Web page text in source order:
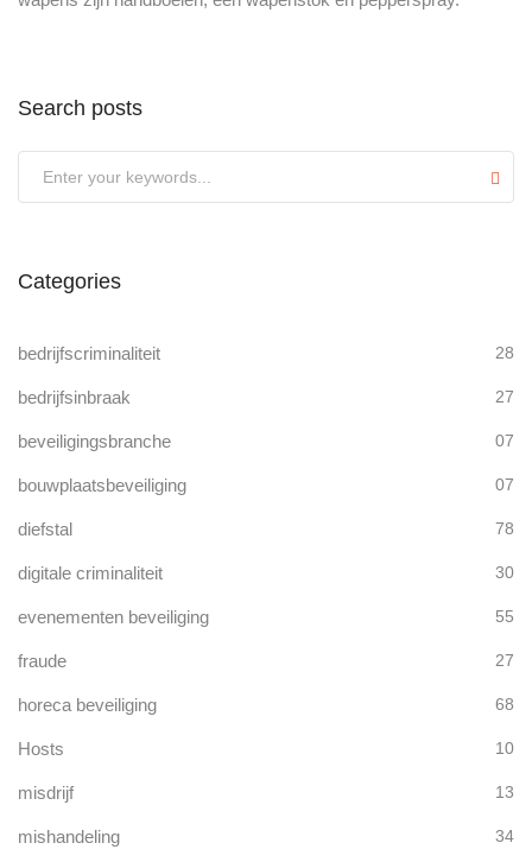
Search posts
Categories
bedrijfscriminaliteit 28
bedrijfsinbraak 27
beveiligingsbranche 07
bouwplaatsbeveiliging 07
diefstal 78
digitale criminaliteit 30
evenementen beveiliging 55
fraude 27
horeca beveiliging 68
Hosts 10
misdrijf 13
mishandeling 34